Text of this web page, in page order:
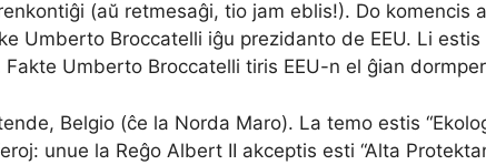
(aŭ retmesaĝi, tio jam eblis!). Do komencis
Umberto Broccatelli iĝu prezidanto de EEU. Li
Umberto Broccatelli tiris EEU-n el ĝian
Belgio (ĉe la Norda Maro). La temo estis
unue la Reĝo Albert II akceptis esti “Alta